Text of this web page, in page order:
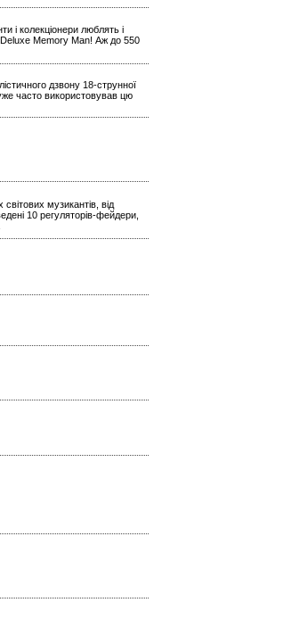
і колекціонери люблять і
Deluxe Memory Man! Аж до 550
дзвону 18-струнної
часто використовував цю
музикантів, від
10 регуляторів-фейдери,